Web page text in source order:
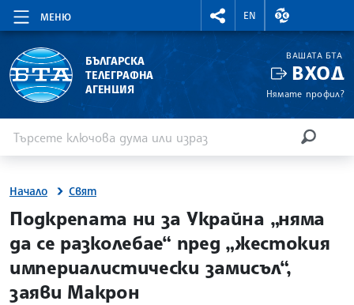
МЕНЮ
RIGHTMENU.SOCIAL
EN
ВАЛУТНИ
БЪЛГАРСКА
ТЕЛЕГРАФНА
АГЕНЦИЯ
ВАШАТА БТА
ВХОД
Нямате профил?
Начало Свят
site.bta
Подкрепата ни за Украйна „няма
да се разколебае“ пред „жестокия
империалистически замисъл“,
заяви Макрон